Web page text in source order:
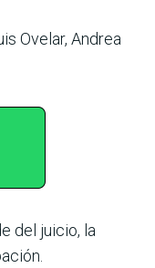
Ovelar, Andrea
del juicio, la